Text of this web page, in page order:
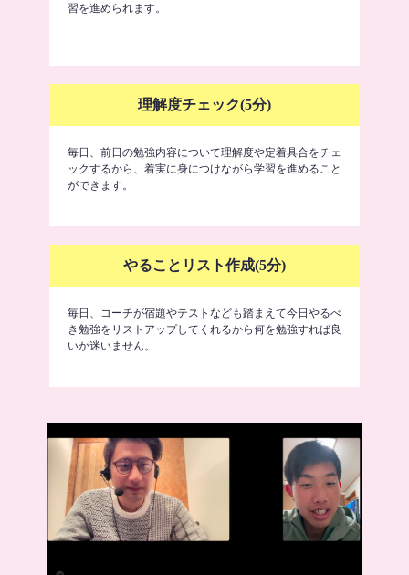
習を進められます。
理解度チェック(5分)
毎日、前日の勉強内容について理解度や定着具合をチェ
ックするから、着実に身につけながら学習を進めること
ができます。
やることリスト作成(5分)
毎日、コーチが宿題やテストなども踏まえて今日やるべ
き勉強をリストアップしてくれるから何を勉強すれば良
いか迷いません。